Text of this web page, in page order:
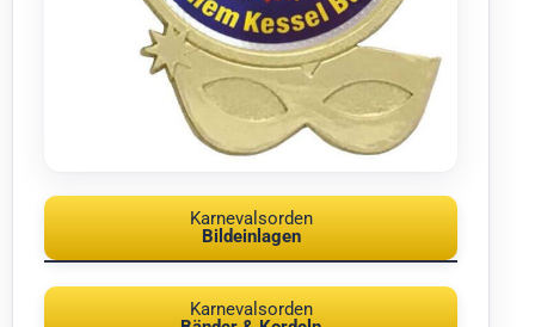
Karnevalsorden
Bildeinlagen
Karnevalsorden